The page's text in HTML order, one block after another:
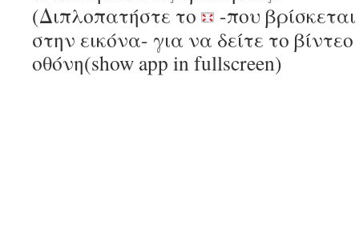
(Διπλοπατήστε το
-που
στην εικόνα- για να δείτε το
οθόνη(show app in fullscreen)